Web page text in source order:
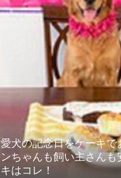
愛犬の記念日をケーキで
ンちゃんも飼い主さんも
キはコレ！